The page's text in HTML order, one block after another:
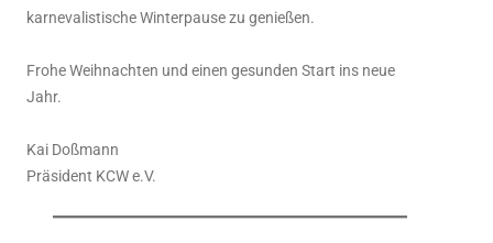
karnevalistische Winterpause zu genießen.
Frohe Weihnachten und einen gesunden Start ins neue
Jahr.
Kai Doßmann
Präsident KCW e.V.